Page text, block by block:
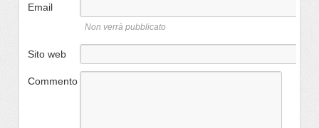
Email
Non verrà pubblicato
Sito web
Commento